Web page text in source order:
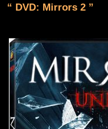
“ DVD: Mirrors 2 ”